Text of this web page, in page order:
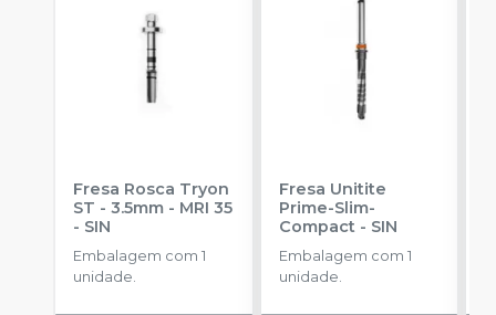
Fresa Rosca Tryon
ST - 3.5mm - MRI 35
- SIN
Embalagem com 1
unidade.
Fresa Unitite
Prime-Slim-
Compact- SIN
Embalagem com 1
unidade.